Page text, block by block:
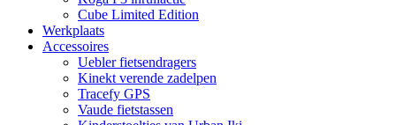
Cube Limited Edition
Werkplaats
Accessoires
Uebler fietsendragers
Kinekt verende zadelpen
Tracefy GPS
Vaude fietstassen